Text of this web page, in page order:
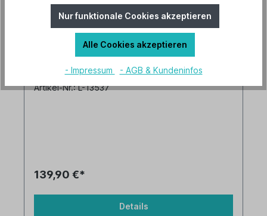
Wandkonsole Fieberitz Universal groß
Versandkostenfrei
Lieferzeit 2-3 Tage
Artikel-Nr.: L-13537
139,90 €*
Details
Nur funktionale Cookies akzeptieren
Alle Cookies akzeptieren
- Impressum - AGB & Kundeninfos